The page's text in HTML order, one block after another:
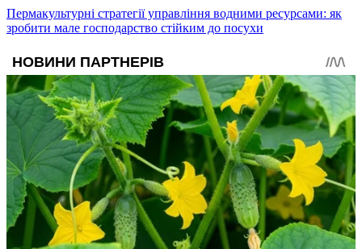
Пермакультурні стратегії управління водними ресурсами: як
зробити мале господарство стійким до посухи